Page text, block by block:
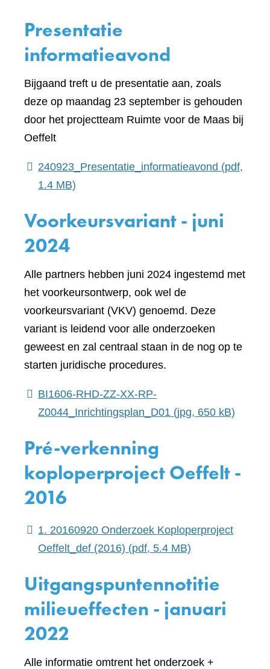
Presentatie
informatieavond
Bijgaand treft u de presentatie aan, zoals
deze op maandag 23 september is gehouden
door het projectteam Ruimte voor de Maas bij
Oeffelt
240923_Presentatie_informatieavond (pdf,
1.4 MB)
Voorkeursvariant - juni
2024
Alle partners hebben juni 2024 ingestemd met
het voorkeursontwerp, ook wel de
voorkeursvariant (VKV) genoemd. Deze
variant is leidend voor alle onderzoeken
geweest en zal centraal staan in de nog op te
starten juridische procedures.
BI1606-RHD-ZZ-XX-RP-
Z0044_Inrichtingsplan_D01 (jpg, 650 kB)
Pré-verkenning
koploperproject Oeffelt -
2016
1. 20160920 Onderzoek Koploperproject
Oeffelt_def (2016) (pdf, 5.4 MB)
Uitgangspuntennotitie
milieueffecten - januari
2022
Alle informatie omtrent het onderzoek +